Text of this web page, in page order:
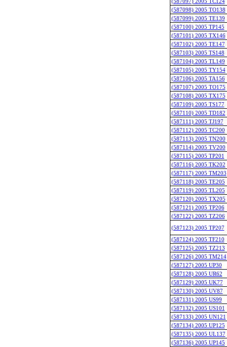
(587098) 2005 TO138
(587099) 2005 TE139
(587100) 2005 TP145
(587101) 2005 TX146
(587102) 2005 TE147
(587103) 2005 TS148
(587104) 2005 TL149
(587105) 2005 TY154
(587106) 2005 TA156
(587107) 2005 TO175
(587108) 2005 TX175
(587109) 2005 TS177
(587110) 2005 TD182
(587111) 2005 TJ197
(587112) 2005 TC200
(587113) 2005 TN200
(587114) 2005 TV200
(587115) 2005 TP201
(587116) 2005 TK202
(587117) 2005 TM203
(587118) 2005 TE205
(587119) 2005 TL205
(587120) 2005 TX205
(587121) 2005 TP206
(587122) 2005 TZ206
(587123) 2005 TP207
(587124) 2005 TF210
(587125) 2005 TZ213
(587126) 2005 TM214
(587127) 2005 UP30
(587128) 2005 UR62
(587129) 2005 UK77
(587130) 2005 UV87
(587131) 2005 US99
(587132) 2005 US101
(587133) 2005 UN121
(587134) 2005 UP125
(587135) 2005 UL137
(587136) 2005 UP145